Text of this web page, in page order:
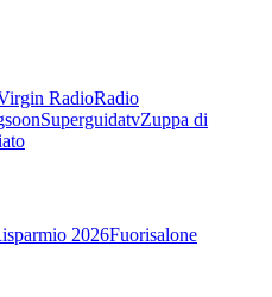
RadioRadio
SuperguidatvZuppa di
2026Fuorisalone